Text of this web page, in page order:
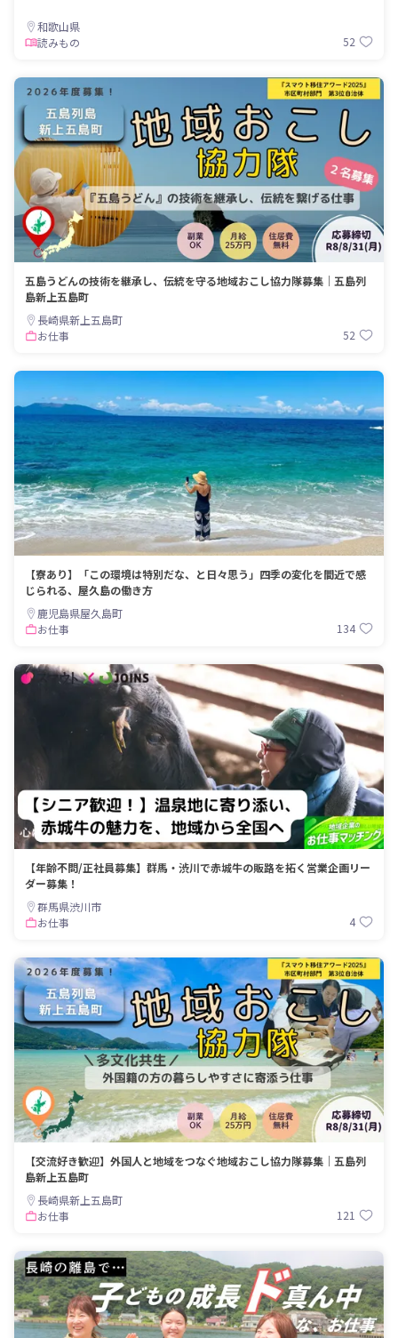
和歌山県
読みもの
52
五島うどんの技術を継承し、伝統を守る地域おこし協力隊募集｜五島列
島新上五島町
長崎県新上五島町
お仕事
52
【寮あり】「この環境は特別だな、と日々思う」四季の変化を間近で感
じられる、屋久島の働き方
鹿児島県屋久島町
お仕事
134
【年齢不問/正社員募集】群馬・渋川で赤城牛の販路を拓く営業企画リー
ダー募集！
群馬県渋川市
お仕事
4
【交流好き歓迎】外国人と地域をつなぐ地域おこし協力隊募集｜五島列
島新上五島町
長崎県新上五島町
お仕事
121